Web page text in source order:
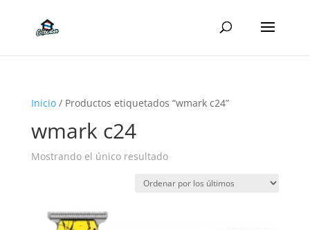
Inicio/ Productos etiquetados “wmark c24”
wmark c24
Mostrando el único resultado